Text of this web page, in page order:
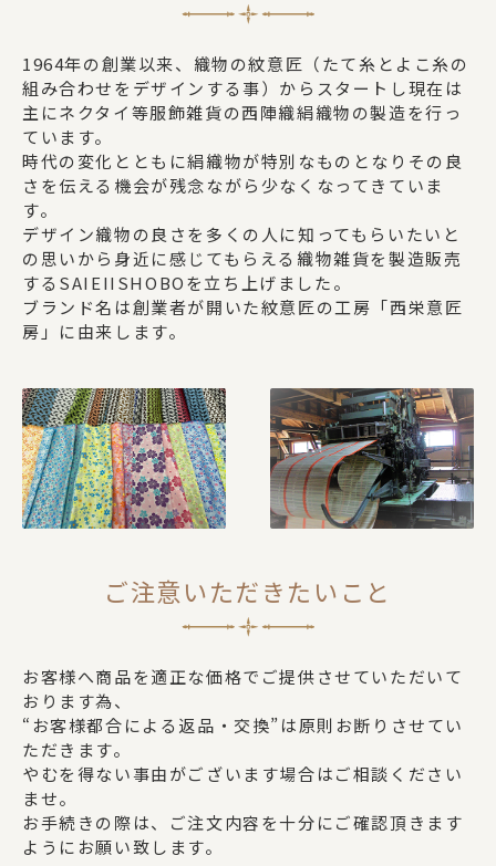
1964年の創業以来、織物の紋意匠（たて糸とよこ糸の
組み合わせをデザインする事）からスタートし現在は
主にネクタイ等服飾雑貨の西陣織絹織物の製造を行っ
ています。
時代の変化とともに絹織物が特別なものとなりその良
さを伝える機会が残念ながら少なくなってきていま
す。
デザイン織物の良さを多くの人に知ってもらいたいと
の思いから身近に感じてもらえる織物雑貨を製造販売
するSAIEIISHOBOを立ち上げました。
ブランド名は創業者が開いた紋意匠の工房「西栄意匠
房」に由来します。
ご注意いただきたいこと
お客様へ商品を適正な価格でご提供させていただいて
おります為、
“お客様都合による返品・交換”は原則お断りさせてい
ただきます。
やむを得ない事由がございます場合はご相談ください
ませ。
お手続きの際は、ご注文内容を十分にご確認頂きます
ようにお願い致します。